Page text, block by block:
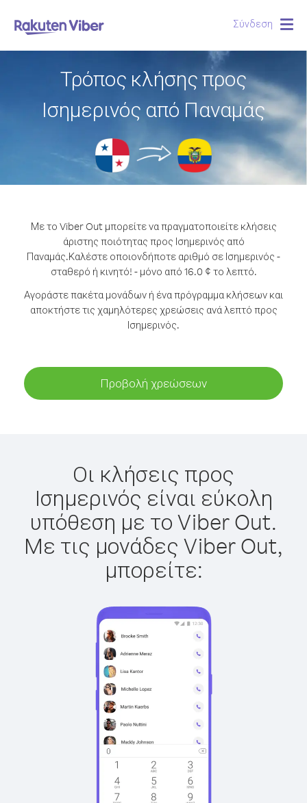
Σύνδεση
Τρόπος κλήσης προς
Ισημερινός από Παναμάς
Με το Viber Out μπορείτε να πραγματοποιείτε κλήσεις
άριστης ποιότητας προς Ισημερινός από
Παναμάς.Καλέστε οποιονδήποτε αριθμό σε Ισημερινός -
σταθερό ή κινητό! - μόνο από 16.0 ¢ το λεπτό.
Αγοράστε πακέτα μονάδων ή ένα πρόγραμμα κλήσεων και
αποκτήστε τις χαμηλότερες χρεώσεις ανά λεπτό προς
Ισημερινός.
Προβολή χρεώσεων
Οι κλήσεις προς
Ισημερινός είναι εύκολη
υπόθεση με το Viber Out.
Με τις μονάδες Viber Out,
μπορείτε: